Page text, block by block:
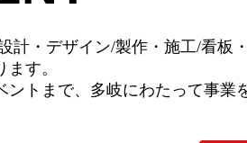
計・デザイン/製作・施工/看板
す。
ントまで、多岐にわたって事業